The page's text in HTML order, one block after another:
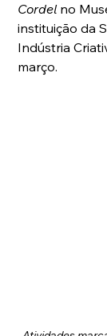
Cordel no
instituição da
Indústria
março.